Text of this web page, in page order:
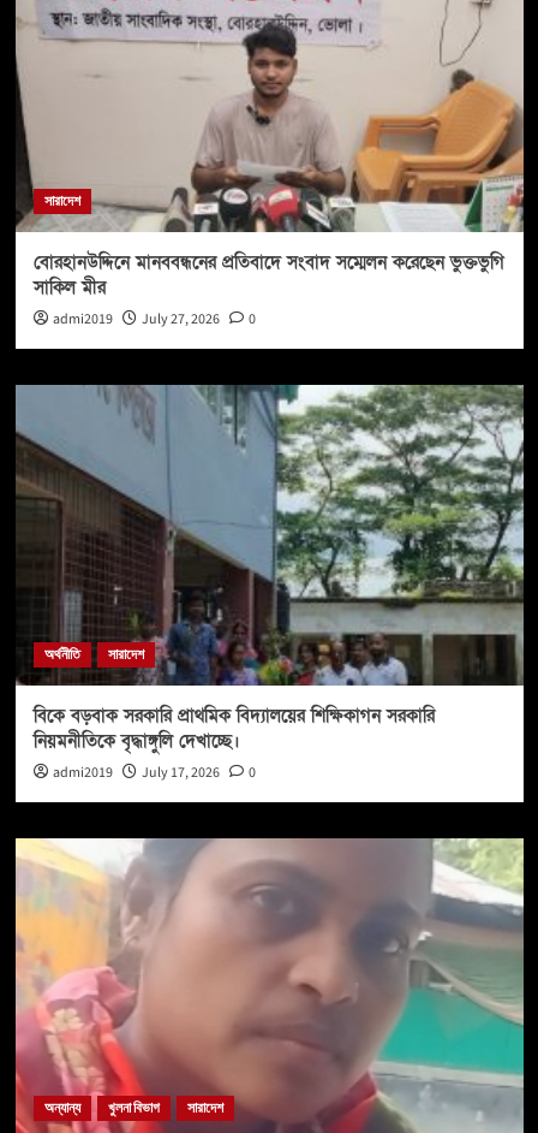
সারাদেশ
বোরহানউদ্দিনে মানববন্ধনের প্রতিবাদে সংবাদ সম্মেলন করেছেন ভুক্তভুগি
সাকিল মীর
admi2019 July 27, 2026 0
অর্থনীতি সারাদেশ
বিকে বড়বাক সরকারি প্রাথমিক বিদ্যালয়ের শিক্ষিকাগন সরকারি
নিয়মনীতিকে বৃদ্ধাঙ্গুলি দেখাচ্ছে।
admi2019 July 17, 2026 0
অন্যান্য খুলনা বিভাগ সারাদেশ